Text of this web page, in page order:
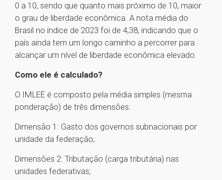
0 a 10, sendo que quanto mais próximo de 10, maior
o grau de liberdade econômica. A nota média do
Brasil no índice de 2023 foi de 4,38, indicando que o
país ainda tem um longo caminho a percorrer para
alcançar um nível de liberdade econômica elevado.
Como ele é calculado?
O IMLEE é composto pela média simples (mesma
ponderação) de três dimensões:
Dimensão 1: Gasto dos governos subnacionais por
unidade da federação;
Dimensões 2: Tributação (carga tributária) nas
unidades federativas;